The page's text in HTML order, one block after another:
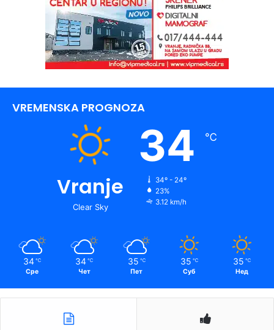
VREMENSKA PROGNOZA
Vranje
Clear Sky
34 ℃
34º - 24º
23%
3.12 km/h
34 ℃
Сре
34 ℃
Чет
35 ℃
Пет
35 ℃
Суб
35 ℃
Нед